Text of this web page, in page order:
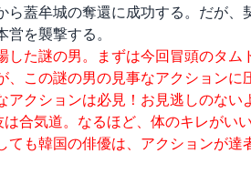
ら蓋牟城の奪還に成功する。だが
営を襲撃する。
した謎の男。まずは今回冒頭のタ
、この謎の男の見事なアクション
アクションは必見！お見逃しのな
は合気道。なるほど、体のキレがい
ても韓国の俳優は、アクションが